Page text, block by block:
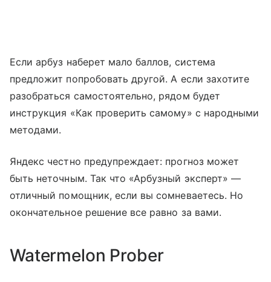
Если арбуз наберет мало баллов, система
предложит попробовать другой. А если захотите
разобраться самостоятельно, рядом будет
инструкция «Как проверить самому» с народными
методами.
Яндекс честно предупреждает: прогноз может
быть неточным. Так что «Арбузный эксперт» —
отличный помощник, если вы сомневаетесь. Но
окончательное решение все равно за вами.
Watermelon Prober